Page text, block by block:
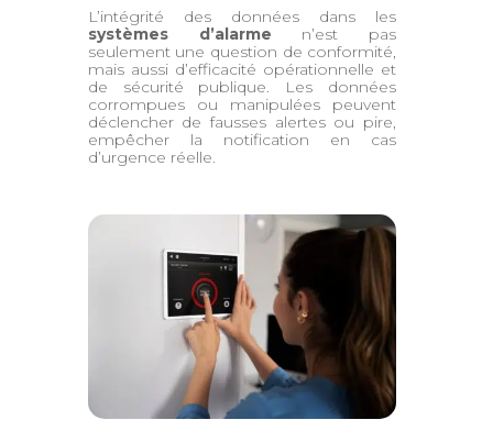
L’intégrité des données dans les
systèmes d’alarme n’est pas
seulement une question de conformité,
mais aussi d’efficacité opérationnelle et
de sécurité publique. Les données
corrompues ou manipulées peuvent
déclencher de fausses alertes ou pire,
empêcher la notification en cas
d’urgence réelle.